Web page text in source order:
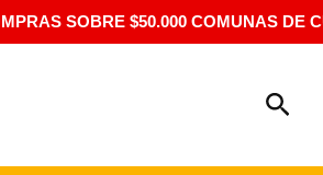
SOBRE $50.000 COMUNAS